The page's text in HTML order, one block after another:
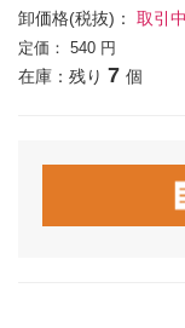
卸価格(税抜)： 取引
定価： 540 円
在庫：残り 7 個